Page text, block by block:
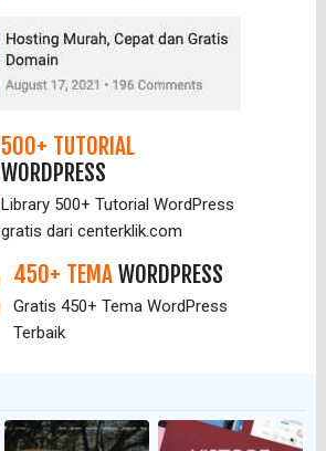
500+ TUTORIAL
WORDPRESS
Library 500+ Tutorial WordPress
gratis dari centerklik.com
450+ TEMAWORDPRESS
Gratis 450+ Tema WordPress
Terbaik